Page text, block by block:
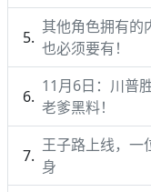
其他角色拥有的
也必须要有！
11月6日：川普
老爹黑料！
王子路上线，一
身